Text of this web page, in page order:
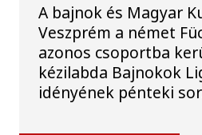
A bajnok és Magyar
Veszprém a német
azonos csoportba
kézilabda Bajnokok
idényének pénteki